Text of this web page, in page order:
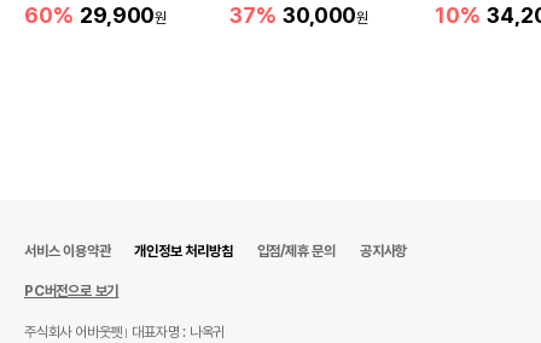
60% 29,900원 37% 30,000원 10%
서비스 이용약관 개인정보 처리방침 입점/제휴 문의 공지사항
PC버전으로 보기
주식회사 어바웃펫 대표자명 : 나옥귀